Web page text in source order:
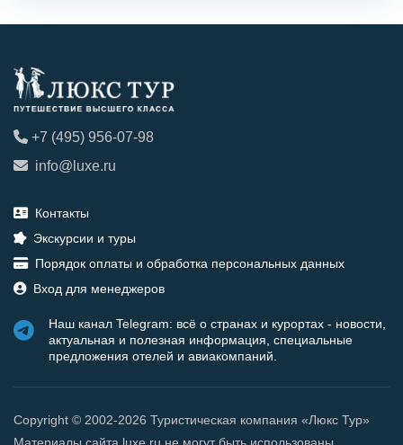
+7 (495) 956-07-98
info@luxe.ru
Контакты
Экскурсии и туры
Порядок оплаты и обработка персональных данных
Вход для менеджеров
Наш канал Telegram: всё о странах и курортах - новости,
актуальная и полезная информация, специальные
предложения отелей и авиакомпаний.
Copyright © 2002-2026 Туристическая компания «Люкс Тур»
Материалы сайта luxe.ru не могут быть использованы